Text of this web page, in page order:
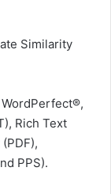
Similarity
Rich Text
PPS).